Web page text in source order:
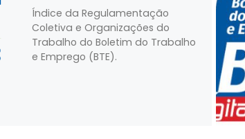
Índice da Regulamentação
Coletiva e Organizações do
Trabalho do Boletim do Trabalho
e Emprego (BTE).